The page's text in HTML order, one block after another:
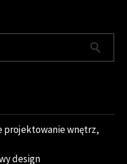
projektowanie wnętrz,
design